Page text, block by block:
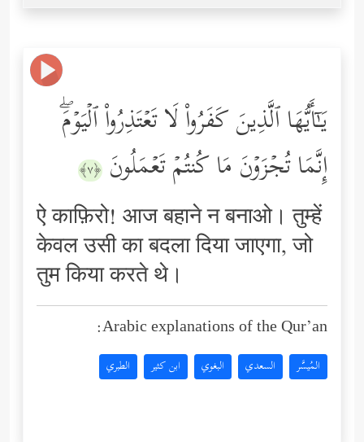
یَـٰۤأَیُّهَا ٱلَّذِینَ كَفَرُواْ لَا تَعۡتَذِرُواْ ٱلۡیَوۡمَۖ
إِنَّمَا تُجۡزَوۡنَ مَا كُنتُمۡ تَعۡمَلُونَ ﴿٧﴾
ऐ काफ़िरो! आज बहाने न बनाओ। तुम्हें
केवल उसी का बदला दिया जाएगा, जो
तुम किया करते थे।
Arabic explanations of the Qur’an:
المُيسَّر السعدي البغوي ابن كثير الطبري